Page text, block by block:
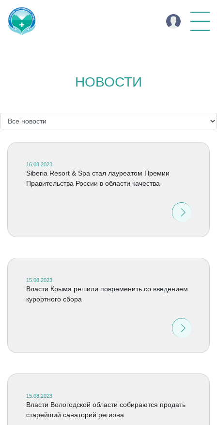
НОВОСТИ
16.08.2023
Siberia Resort & Spa стал лауреатом Премии
Правительства России в области качества
15.08.2023
Власти Крыма решили повременить со введением
курортного сбора
15.08.2023
Власти Вологодской области собираются продать
старейший санаторий региона